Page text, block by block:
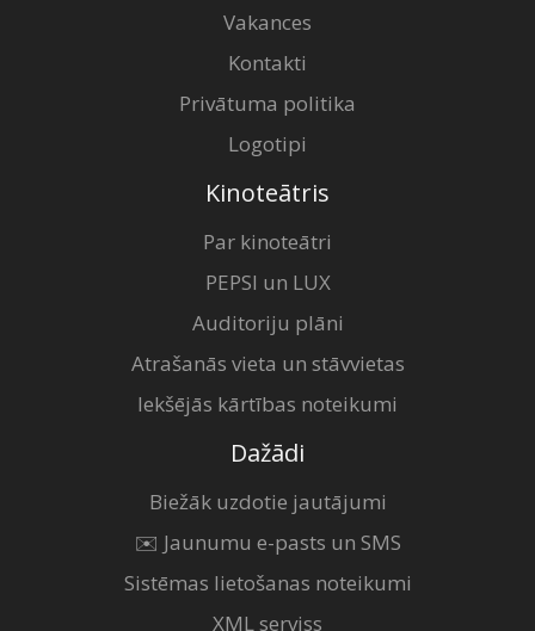
Vakances
Kontakti
Privātuma politika
Logotipi
Kinoteātris
Par kinoteātri
PEPSI un LUX
Auditoriju plāni
Atrašanās vieta un stāvvietas
Iekšējās kārtības noteikumi
Dažādi
Biežāk uzdotie jautājumi
✉️ Jaunumu e-pasts un SMS
Sistēmas lietošanas noteikumi
XML serviss